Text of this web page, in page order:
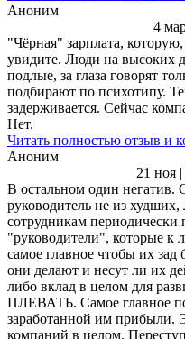
Аноним
4
"Чёрная" зарплата,
увидите. Люди на высоких
подлые, за глаза говорят
подбирают по психотипу.
задерживается. Сейчас
Нет.
Читать полностью отзыв и
Аноним
21 ноя
В остальном один негатив.
руководитель не из
сотрудникам периодически
"руководители", которые к
самое главное чтобы их зад
они делают и несут ли их
либо вклад в целом для
ПЛЕВАТЬ. Самое главное
заработанной им прибыли.
компаний в целом.